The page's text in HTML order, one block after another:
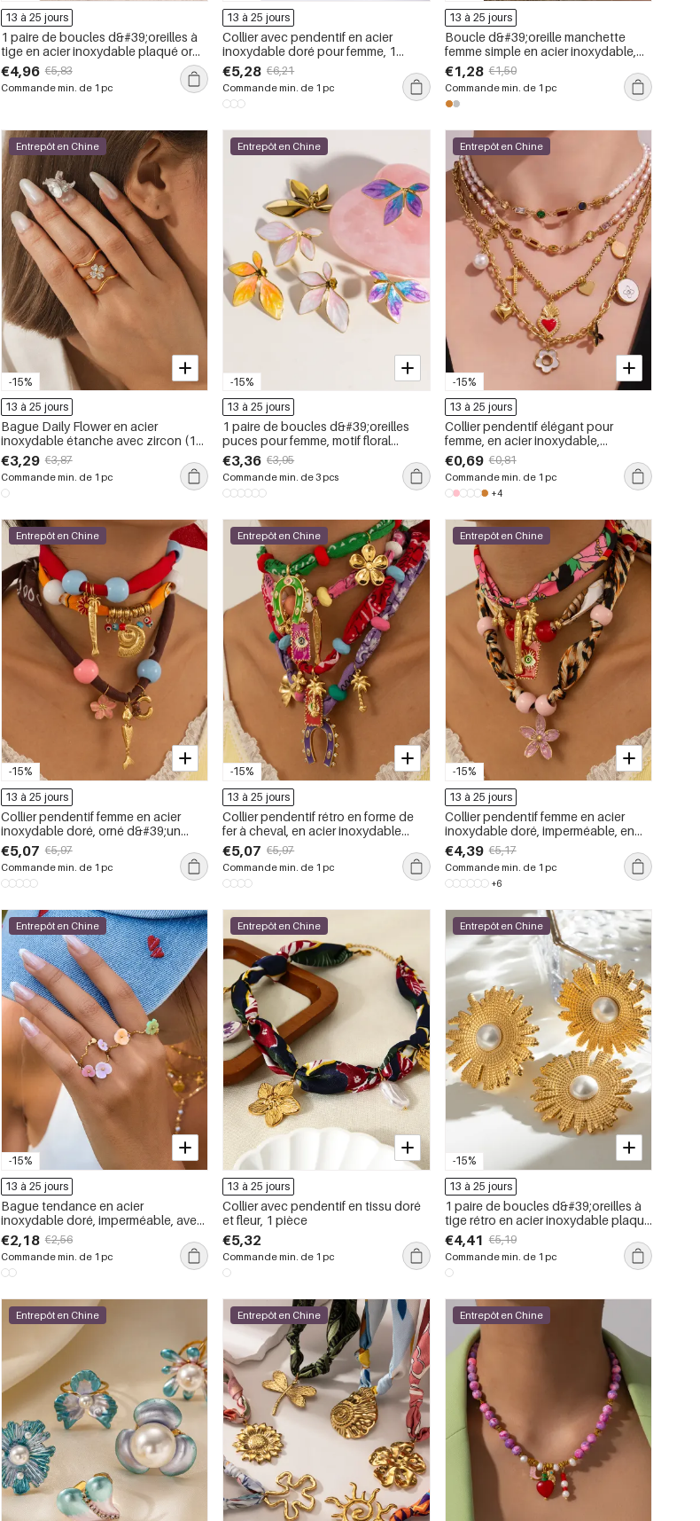
13 à 25 jours
1 paire de boucles d&#39;oreilles à
tige en acier inoxydable plaqué or
avec zircons pour femme, style rétro,
série romantique
€4,96 €5,83
Commande min. de 1 pc
13 à 25 jours
Collier avec pendentif en acier
inoxydable doré pour femme, 1
pièce, corde tissée à la main, motif
floral
€5,28 €6,21
Commande min. de 1 pc
13 à 25 jours
Boucle d&#39;oreille manchette
femme simple en acier inoxydable,
imperméable, couleur or, motif floral
(1 pièce)
€1,28 €1,50
Commande min. de 1 pc
-15%
Entrepôt en Chine
13 à 25 jours
Bague Daily Flower en acier
inoxydable étanche avec zircon (1
pièce)
€3,29 €3,87
Commande min. de 1 pc
-15%
Entrepôt en Chine
13 à 25 jours
1 paire de boucles d&#39;oreilles
puces pour femme, motif floral
romantique, en acier inoxydable
étanche.
€3,36 €3,95
Commande min. de 3 pcs
-15%
Entrepôt en Chine
13 à 25 jours
Collier pendentif élégant pour
femme, en acier inoxydable,
imperméable, orné de perles de
zircon et d&#39;une fleur (1 pièce)
€0,69 €0,81
Commande min. de 1 pc
+4
-15%
Entrepôt en Chine
13 à 25 jours
Collier pendentif femme en acier
inoxydable doré, orné d&#39;un
poisson et de fleurs colorées (1
pièce)
€5,07 €5,97
Commande min. de 1 pc
-15%
Entrepôt en Chine
13 à 25 jours
Collier pendentif rétro en forme de
fer à cheval, en acier inoxydable
étanche, couleur or, pour femme (1
pièce)
€5,07 €5,97
Commande min. de 1 pc
-15%
Entrepôt en Chine
13 à 25 jours
Collier pendentif femme en acier
inoxydable doré, imperméable, en
forme de fer à cheval exagéré (1
pièce)
€4,39 €5,17
Commande min. de 1 pc
+6
-15%
Entrepôt en Chine
13 à 25 jours
Bague tendance en acier
inoxydable doré, imperméable, avec
motif floral (1 pièce).
€2,18 €2,56
Commande min. de 1 pc
Entrepôt en Chine
13 à 25 jours
Collier avec pendentif en tissu doré
et fleur, 1 pièce
€5,32
Commande min. de 1 pc
-15%
Entrepôt en Chine
13 à 25 jours
1 paire de boucles d&#39;oreilles à
tige rétro en acier inoxydable plaqué
or avec perles artificielles pour
femme
€4,41 €5,19
Commande min. de 1 pc
Entrepôt en Chine Entrepôt en Chine Entrepôt en Chine